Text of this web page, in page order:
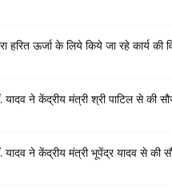
हरित ऊर्जा के लिये किये जा रहे कार्य की
यादव ने केंद्रीय मंत्री श्री पाटिल से की
यादव ने केंद्रीय मंत्री भूपेंद्र यादव से की